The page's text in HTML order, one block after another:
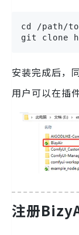
cd /path/to/
git clone
安装完成后，
用户可以在插
注册